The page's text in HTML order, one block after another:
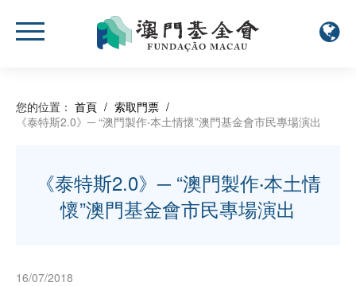
您的位置： 首頁 / 索取門票 /
《泰特斯2.0》─ “澳門製作‧本土情懷”澳門基金會市民專場演出
《泰特斯2.0》─ “澳門製作‧本土情
懷”澳門基金會市民專場演出
16/07/2018